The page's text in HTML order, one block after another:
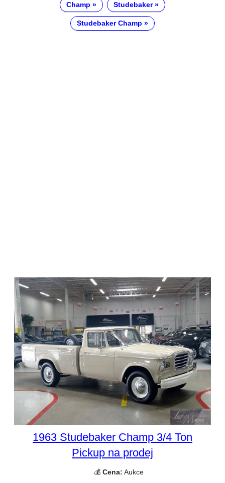
Champ Studebaker
Studebaker Champ
1963 Studebaker Champ 3/4 Ton
Pickup na prodej
💰 Cena: Aukce